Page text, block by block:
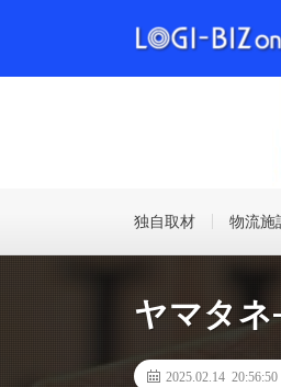
独自取材 物流施
ヤマタ
2025.02.14 20:56:50